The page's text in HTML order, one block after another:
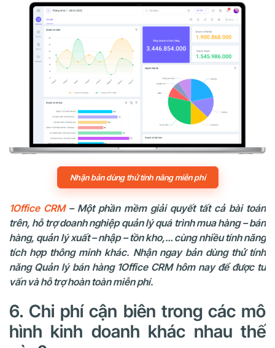
Nhận bản dùng thử tính năng miễn phí
1Office CRM– Một phần mềm giải quyết tất cả bài toán
trên, hỗ trợ doanh nghiệp quản lý quá trình mua hàng – bán
hàng, quản lý xuất – nhập – tồn kho,… cùng nhiều tính năng
tích hợp thông minh khác. Nhận ngay bản dùng thử tính
năng Quản lý bán hàng 1Office CRM hôm nay để được tư
vấn và hỗ trợ hoàn toàn miễn phí.
6. Chi phí cận biên trong các mô
hình kinh doanh khác nhau thế